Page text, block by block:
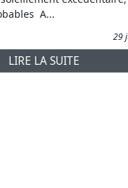
A...
29
LIRE LA SUITE